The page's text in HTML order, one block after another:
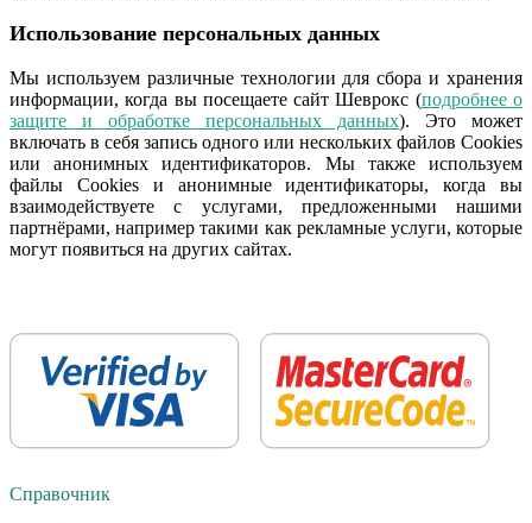
Использование персональных данных
Мы используем различные технологии для сбора и хранения
информации, когда вы посещаете сайт Шеврокс (подробнее о
защите и обработке персональных данных). Это может
включать в себя запись одного или нескольких файлов Cookies
или анонимных идентификаторов. Мы также используем
файлы Cookies и анонимные идентификаторы, когда вы
взаимодействуете с услугами, предложенными нашими
партнёрами, например такими как рекламные услуги, которые
могут появиться на других сайтах.
Справочник